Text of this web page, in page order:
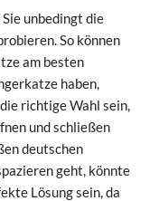
unbedingt die
So können
am besten
haben,
richtige Wahl sein,
und schließen
deutschen
geht, könnte
Lösung sein, da